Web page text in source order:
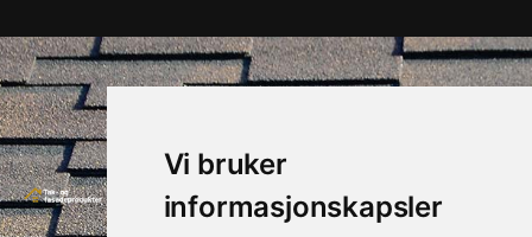
Vi bruker
informasjonskapsler
Kontakt
oss
Nyttige
linker